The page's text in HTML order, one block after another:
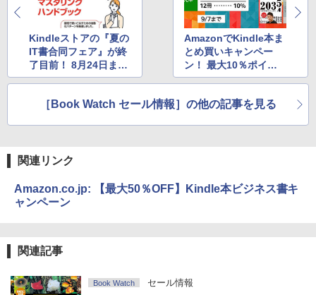
Kindleストアの『夏の
IT書合同フェア』が終
了目前！ 8月24日ま
で！！
AmazonでKindle本ま
とめ買いキャンペー
ン！ 最大10％ポイン
ト還元
［Book Watch セール情報］の他の記事を見る
関連リンク
Amazon.co.jp: 【最大50％OFF】Kindle本ビジネス書キ
ャンペーン
関連記事
Book Watch セール情報